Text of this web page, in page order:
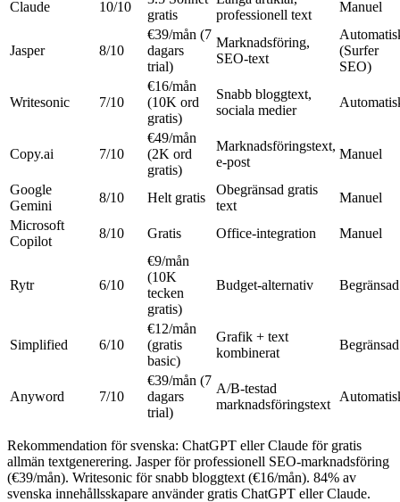
Claude 10/10
gratis
professionell text
Manuel
Jasper 8/10
€39/mån (7
dagars
trial)
Marknadsföring,
SEO-text
(Surfer
SEO)
Writesonic 7/10
€16/mån
(10K ord
gratis)
Snabb bloggtext,
sociala medier
Copy.ai 7/10
€49/mån
(2K ord
gratis)
Marknadsföringstext,
e-post
Manuel
Google
Gemini
8/10 Helt gratis
Obegränsad gratis
text
Manuel
Microsoft
Copilot
8/10 Gratis Office-integration Manuel
Rytr 6/10
€9/mån
(10K
tecken
gratis)
Budget-alternativ Begränsad
Simplified 6/10
€12/mån
(gratis
basic)
Grafik + text
kombinerat
Begränsad
Anyword 7/10
€39/mån (7
dagars
trial)
A/B-testad
marknadsföringstext
Rekommendation för svenska: ChatGPT eller Claude för gratis
allmän textgenerering. Jasper för professionell SEO-marknadsföring
(€39/mån). Writesonic för snabb bloggtext (€16/mån). 84% av
svenska innehållsskapare använder gratis ChatGPT eller Claude.